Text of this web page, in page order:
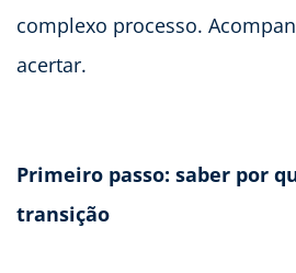
complexo processo.
acertar.
Primeiro passo: saber por
transição